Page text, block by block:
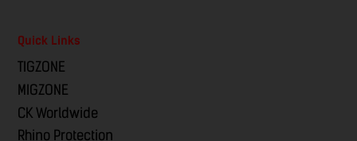
Quick Links
TIGZONE
MIGZONE
CK Worldwide
Rhino Protection